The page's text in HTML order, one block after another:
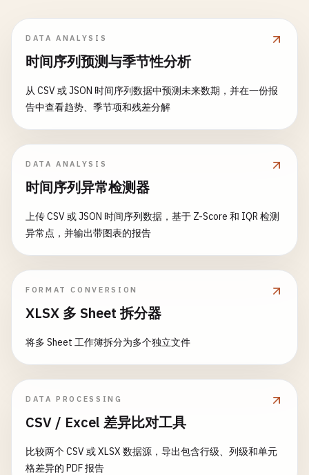
DATA ANALYSIS
时间序列预测与季节性分析
从 CSV 或 JSON 时间序列数据中预测未来数期，并在一份报
告中查看趋势、季节项和残差分解
DATA ANALYSIS
时间序列异常检测器
上传 CSV 或 JSON 时间序列数据，基于 Z-Score 和 IQR 检测
异常点，并输出带图表的报告
FORMAT CONVERSION
XLSX 多 Sheet 拆分器
将多 Sheet 工作簿拆分为多个独立文件
DATA PROCESSING
CSV / Excel 差异比对工具
比较两个 CSV 或 XLSX 数据源，导出包含行级、列级和单元
格差异的 PDF 报告